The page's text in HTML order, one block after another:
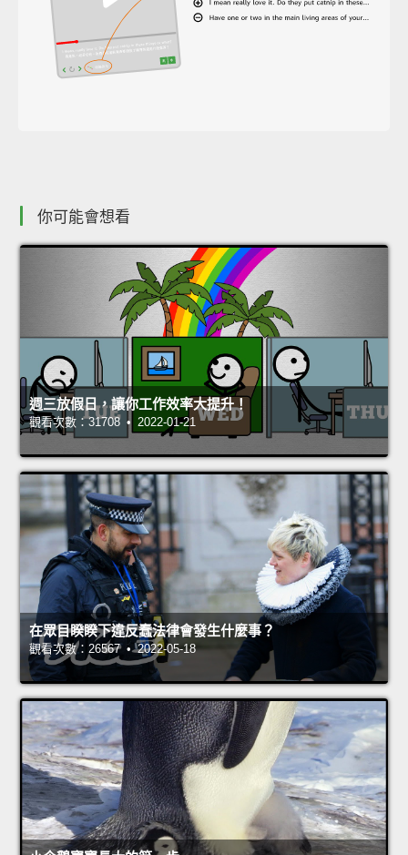
你可能會想看
週三放假日，讓你工作效率大提升！
觀看次數：31708 • 2022-01-21
在眾目睽睽下違反蠢法律會發生什麼事？
觀看次數：26567 • 2022-05-18